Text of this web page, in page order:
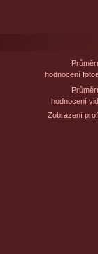
hodnocení
hodnocení
Zobrazení